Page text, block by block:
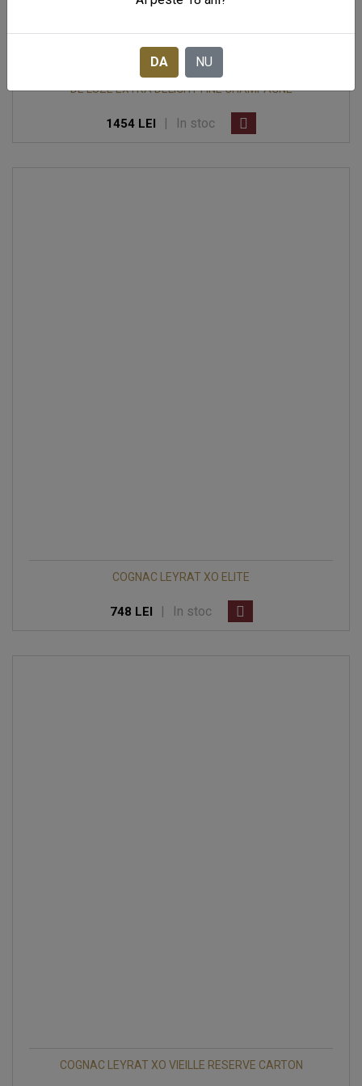
DE LUZE EXTRA DELIGHT FINE CHAMPAGNE
1454 LEI | In stoc
COGNAC LEYRAT XO ELITE
748 LEI In stoc
COGNAC LEYRAT XO VIEILLE RESERVE CARTON
DA NU